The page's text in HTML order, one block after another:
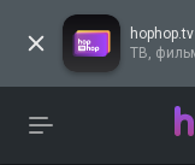
hophop.tv
ТВ,